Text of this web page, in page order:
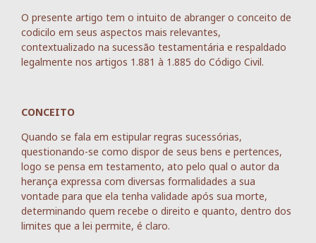
O presente artigo tem o intuito de abranger o conceito de
codicilo em seus aspectos mais relevantes,
contextualizado na sucessão testamentária e respaldado
legalmente nos artigos 1.881 à 1.885 do Código Civil.
CONCEITO
Quando se fala em estipular regras sucessórias,
questionando-se como dispor de seus bens e pertences,
logo se pensa em testamento, ato pelo qual o autor da
herança expressa com diversas formalidades a sua
vontade para que ela tenha validade após sua morte,
determinando quem recebe o direito e quanto, dentro dos
limites que a lei permite, é claro.